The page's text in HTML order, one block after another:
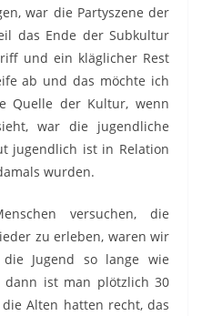
war die Partyszene der
das Ende der Subkultur
und ein kläglicher Rest
ab und das möchte ich
Quelle der Kultur, wenn
war die jugendliche
jugendlich ist in Relation
wurden.
versuchen, die
zu erleben, waren wir
Jugend so lange wie
dann ist man plötzlich 30
Alten hatten recht, das